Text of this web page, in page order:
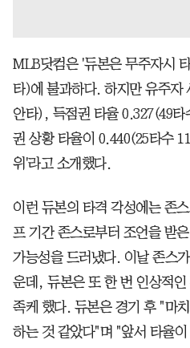
MLB닷컴은 '듀본은 무주자시
타)에 불과하다. 하지만 유주자
안타), 득점권 타율 0.327(49타
권 상황 타율이 0.440(25타수
위'라고 소개했다.
이런 듀본의 타격 각성에는 존
프 기간 존스로부터 조언을 받
가능성을 드러냈다. 이날 존스
운데, 듀본은 또 한 번 인상적
족케 했다. 듀본은 경기 후 "마
하는 것 같았다"며 "앞서 타율